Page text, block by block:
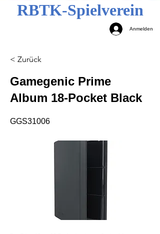
RBTK-Spielverein
Anmelden
< Zurück
Gamegenic Prime
Album 18-Pocket Black
GGS31006